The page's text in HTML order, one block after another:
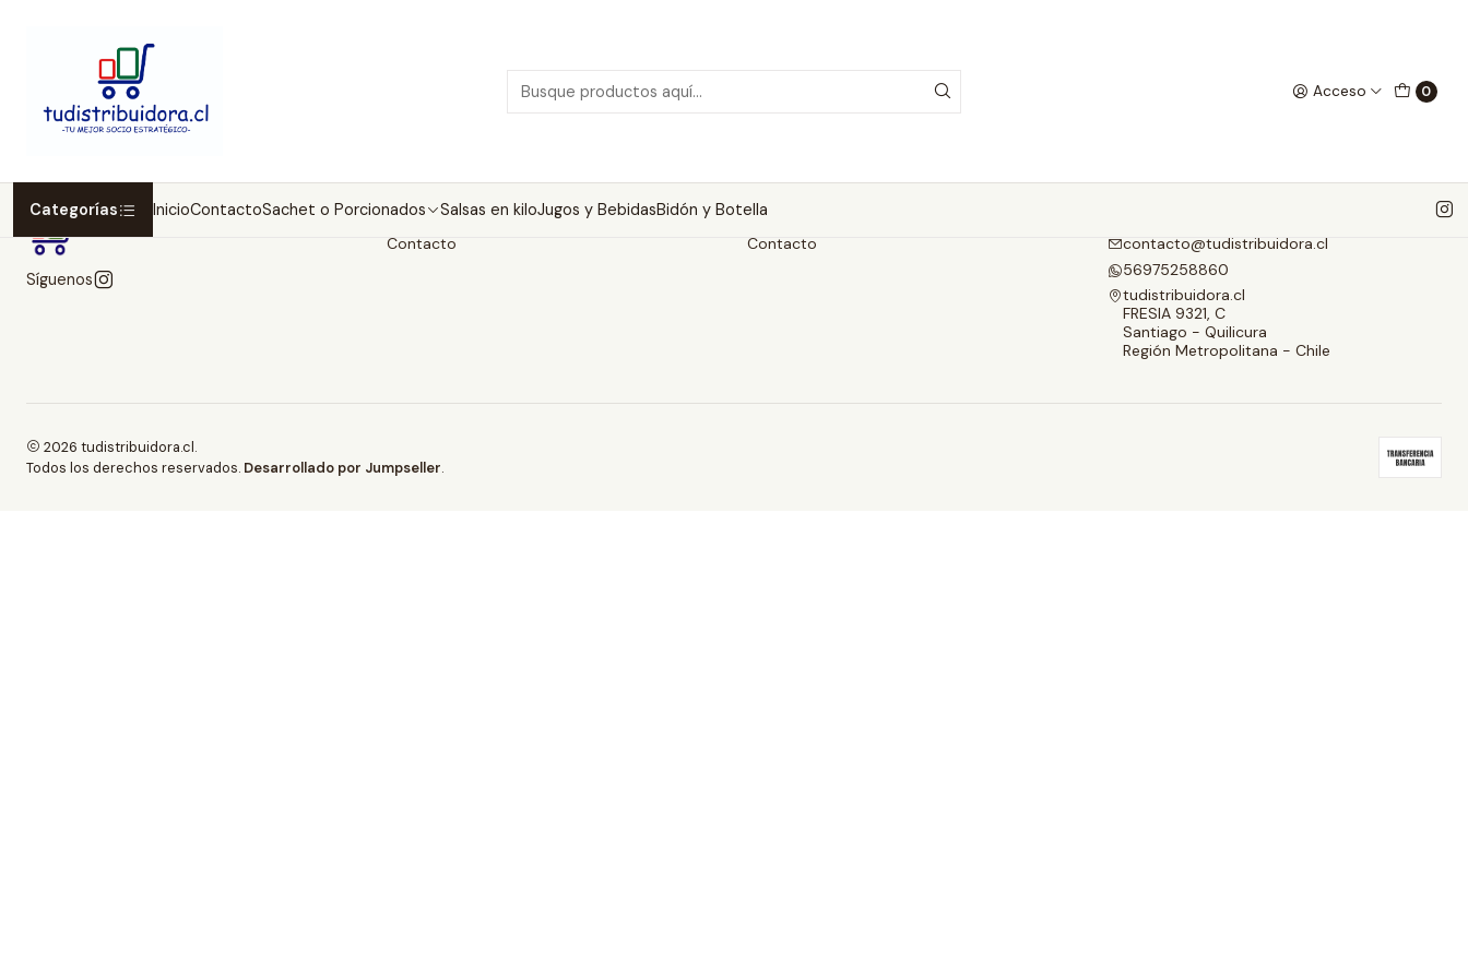
Acceso 0
Categorías InicioContactoSachet o Porcionados Salsas en kiloJugos y BebidasBidón y Botella
Categorías
Síguenos
Categorías
Contacto
Información
Contacto
contacto@tudistribuidora.cl
56975258860
tudistribuidora.cl
FRESIA 9321, C
Santiago - Quilicura
Región Metropolitana - Chile
2026 tudistribuidora.cl.
Todos los derechos reservados. Desarrollado por Jumpseller.